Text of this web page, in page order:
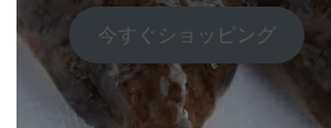
今すぐショッピング